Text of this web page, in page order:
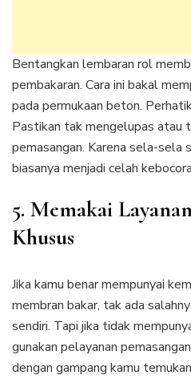
Bentangkan lembaran rol
pembakaran. Cara ini bakal
pada permukaan beton.
Pastikan tak mengelupas atau
pemasangan. Karena sela-sela
biasanya menjadi celah
5. Memakai
Khusus
Jika kamu benar mempunyai
membran bakar, tak ada
sendiri. Tapi jika tidak
gunakan pelayanan pemasangan
dengan gampang kamu